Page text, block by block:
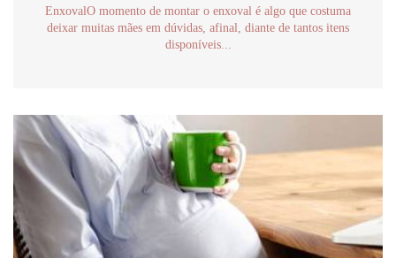
EnxovalO momento de montar o enxoval é algo que costuma
deixar muitas mães em dúvidas, afinal, diante de tantos itens
disponíveis...